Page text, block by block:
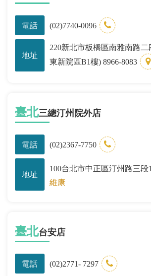
電話 (02)7740-0096
地址
220新北市板橋區南雅南路二
東新院區B1樓) 8966-8083
臺北三總汀州院外店
電話 (02)2367-7750
地址
100台北市中正區汀州路三段
維康
臺北台安店
電話 (02)2771- 7297